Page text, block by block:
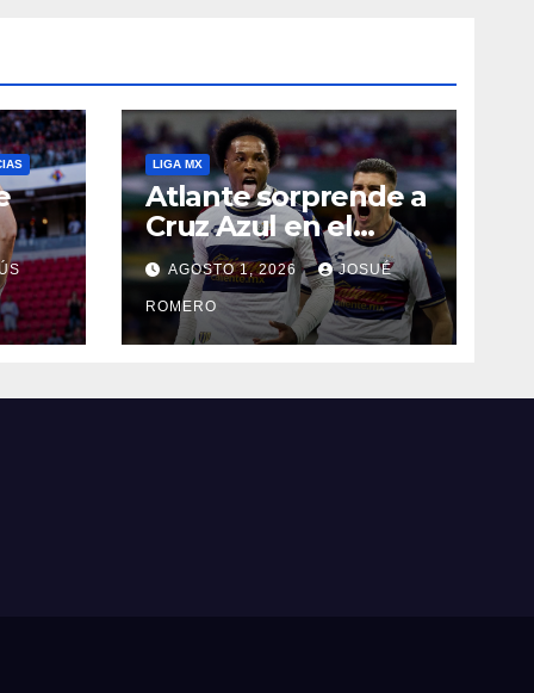
LIGA MX
Atlante sorprende a
Cruz Azul en el
Banorte
AGOSTO 1, 2026 JOSUÉ
ROMERO